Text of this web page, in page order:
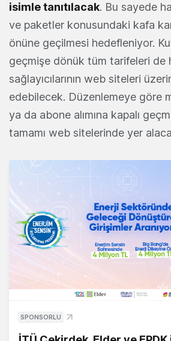
isimle tanıtılacak. Bu sayede
ve paketler konusundaki kafa
önüne geçilmesi hedefleniyor.
geçmişe dönük tüm tarifeleri de
sağlayıcılarının web siteleri
edebilecek. Düzenlemeye göre
ya da abone alımına kapalı
tamamı web sitelerinde yer
SPONSORLU